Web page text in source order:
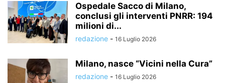
Ospedale Sacco di Milano,
conclusi gli interventi PNRR: 194
milioni di...
redazione - 16 Luglio 2026
Milano, nasce “Vicini nella Cura”
redazione - 16 Luglio 2026